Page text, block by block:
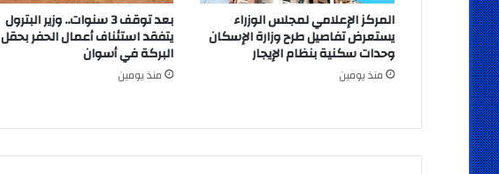
المركز الإعلامي لمجلس الوزراء
يستعرض تفاصيل طرح وزارة الإسكان
وحدات سكنية بنظام الإيجار
منذ يومين
بعد توقف 3 سنوات.. وزير البترول
يتفقد استئناف أعمال الحفر بحقل
البركة في أسوان
منذ يومين